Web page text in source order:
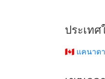
ประเท
🇨🇦 แคนาดา